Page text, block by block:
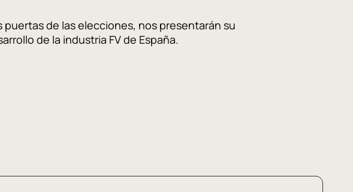
de las elecciones, nos presentarán su
de la industria FV de España.